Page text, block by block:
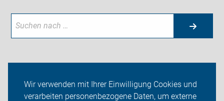
Wir verwenden mit Ihrer Einwilligung Cookies und
verarbeiten personenbezogene Daten, um externe
Themen